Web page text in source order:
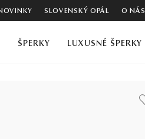
SLOVENSKÝ OPÁL O NÁS
ŠPERKY LUXUSNÉ ŠPERKY